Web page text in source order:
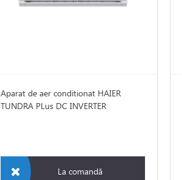
Aparat de aer conditionat HAIER
TUNDRA PLus DC INVERTER
La comandă